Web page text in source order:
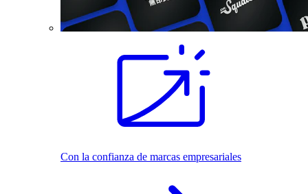
Con la confianza de marcas empresariales